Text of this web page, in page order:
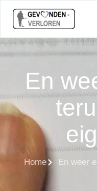
En
Home En weer